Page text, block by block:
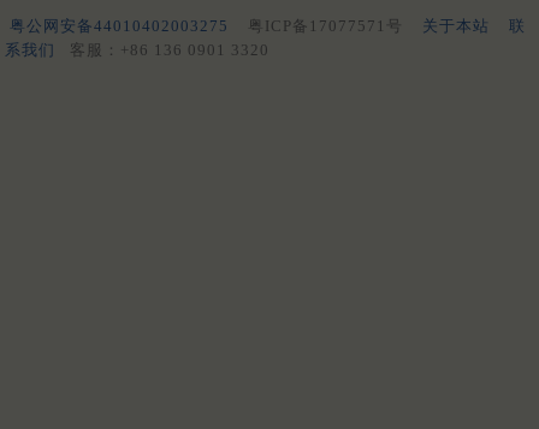
粤公网安备44010402003275 粤ICP备17077571号 关于本站
联
系我们
客服：+86 136 0901 3320